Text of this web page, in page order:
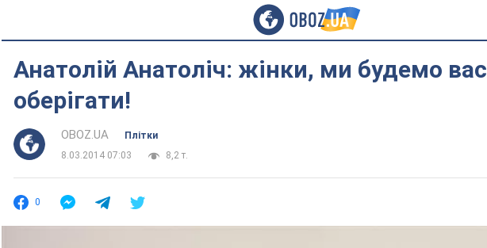
Анатолій Анатоліч: жінки, ми будемо вас
оберігати!
OBOZ.UA
Плітки
8.03.2014 07:03
8,2 т.
0